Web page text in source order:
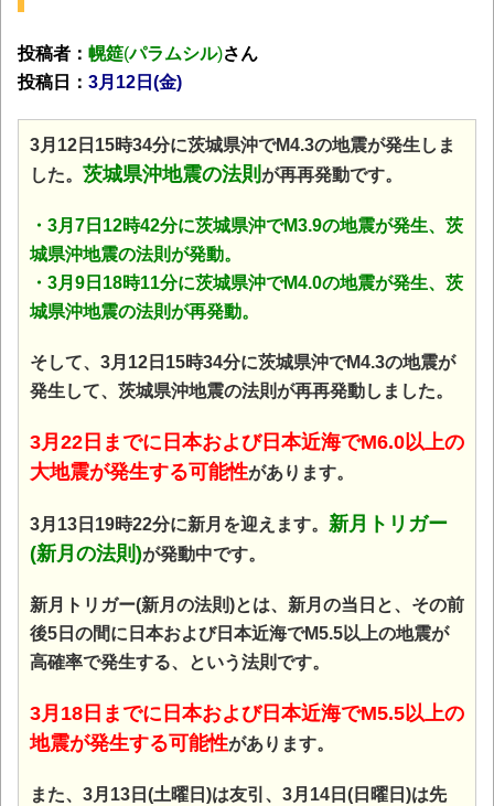
投稿者： 幌筵(パラムシル)さん
投稿日： 3月12日(金)
3月12日15時34分に茨城県沖でM4.3の地震が発生しま
した。 茨城県沖地震の法則 が再再発動です。
・3月7日12時42分に茨城県沖でM3.9の地震が発生、茨
城県沖地震の法則が発動。
・ 3月9日18時11分に茨城県沖でM4.0の地震が発生、茨
城県沖地震の法則が再発動。
そして、3月12日15時34分に茨城県沖でM4.3の地震が
発生して、茨城県沖地震の法則が再再発動しました。
3月22日までに日本および日本近海でM6.0以上の
大地震が発生する可能性があります。
3月13日19時22分に新月を迎えます。 新月トリガー
(新月の法則)が発動中です。
新月トリガー(新月の法則)とは、新月の当日と、その前
後5日の間に日本および日本近海でM5.5以上の地震が
高確率で発生する、という法則です。
3月18日までに日本および日本近海でM5.5以上の
地震が発生する可能性があります。
また、3月13日(土曜日)は友引、3月14日(日曜日)は先